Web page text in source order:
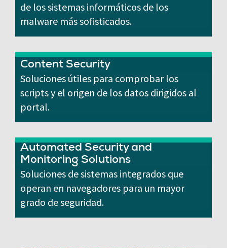
de los sistemas informáticos de los
malware más sofisticados.
Content Security
Soluciones útiles para comprobar los
scripts y el origen de los datos dirigidos al
portal.
Automated Security and
Monitoring Solutions
Soluciones de sistemas integrados que
operan en navegadores para un mayor
grado de seguridad.